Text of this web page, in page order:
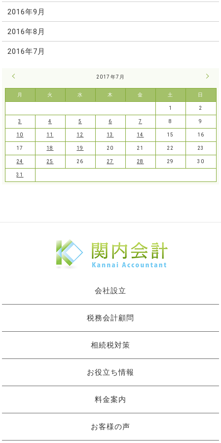
2016年9月
2016年8月
2016年7月
2017年7月
月 火 水 木 金 土 日
8月
1 2
3 4 5 6 7 8 9
10 11 12 13 14 15 16
17 18 19 20 21 22 23
24 25 26 27 28 29 30
31
会社設立
税務会計顧問
相続税対策
お役立ち情報
料金案内
お客様の声